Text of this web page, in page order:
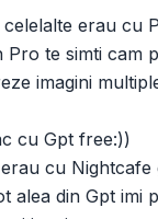
celelalte erau cu
Pro te simti cam
imagini
cu Gpt free:))
cu Nightcafe
alea din Gpt imi